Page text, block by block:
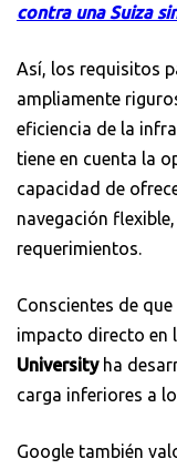
contra una Suiza
Así, los requisitos
ampliamente
eficiencia de la
tiene en cuenta la
capacidad de
navegación
requerimientos.
Conscientes de
impacto directo en
Universityha
carga inferiores a
Google también